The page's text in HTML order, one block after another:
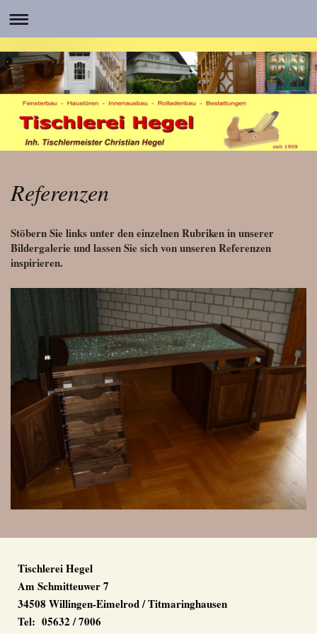
Referenzen
Stöbern Sie links unter den einzelnen Rubriken in unserer
Bildergalerie und lassen Sie sich von unseren Referenzen
inspirieren.
Tischlerei Hegel
Am Schmitteuwer 7
34508 Willingen-Eimelrod / Titmaringhausen
Tel: 05632 / 7006